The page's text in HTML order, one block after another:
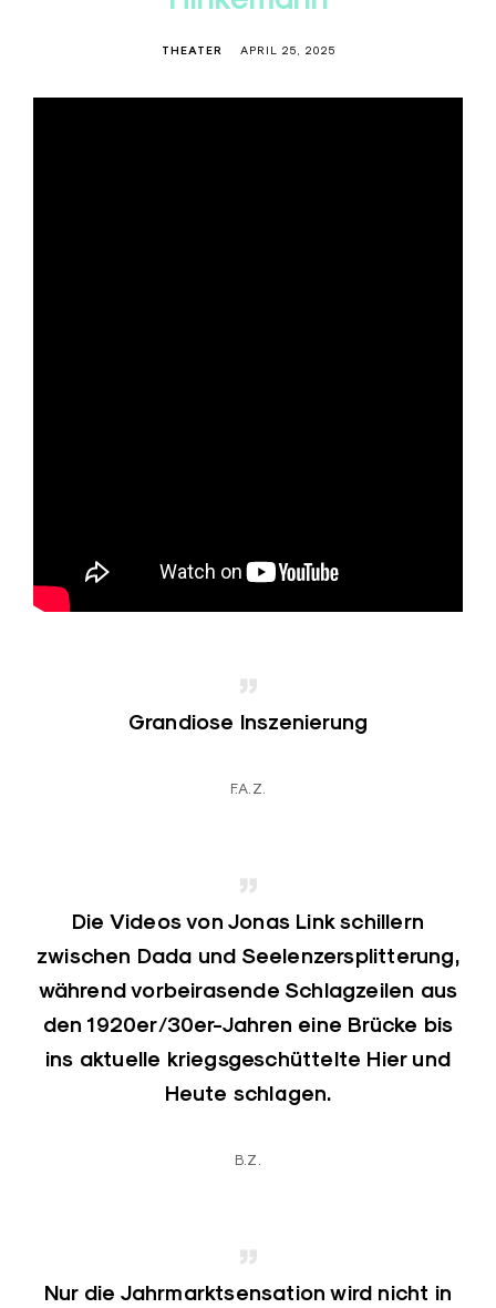
THEATER APRIL 25, 2025
Grandiose Inszenierung
F.A.Z.
Die Videos von Jonas Link schillern
zwischen Dada und Seelenzersplitterung,
während vorbeirasende Schlagzeilen aus
den 1920er/30er-Jahren eine Brücke bis
ins aktuelle kriegsgeschüttelte Hier und
Heute schlagen.
B.Z.
Nur die Jahrmarktsensation wird nicht in